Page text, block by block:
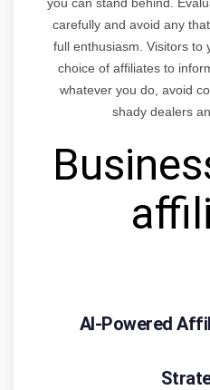
carefully and avoid any
full enthusiasm. Visitors to
choice of affiliates to
whatever you do, avoid
shady dealers
AI-Powered